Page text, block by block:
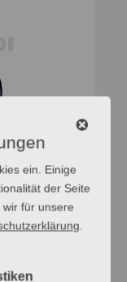
ein. Einige
der Seite
für unsere